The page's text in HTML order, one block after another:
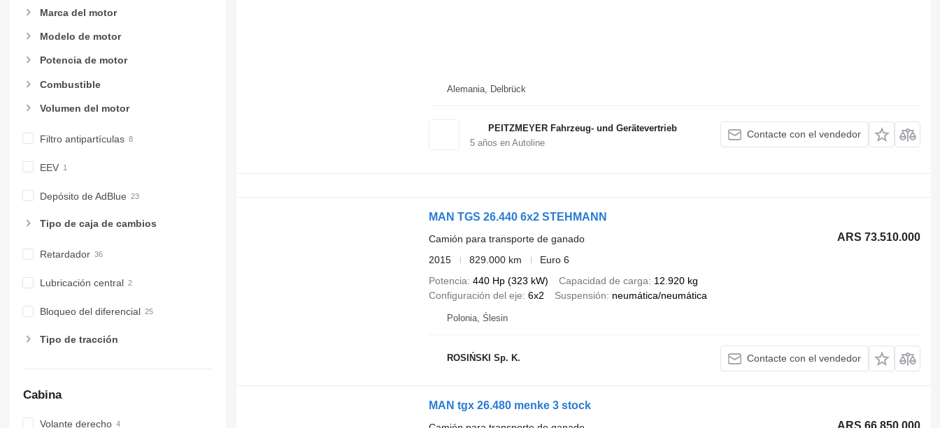
Marca del motor
Modelo de motor
Potencia de motor
Combustible
Volumen del motor
Filtro antipartículas
EEV
Depósito de AdBlue
Tipo de caja de cambios
Retardador
Lubricación central
Bloqueo del diferencial
Tipo de tracción
Cabina
Volante derecho
Alemania, Delbrück
PEITZMEYER Fahrzeug- und Gerätevertrieb
5años en Autoline
Contacte con el vendedor
MAN TGS 26.440 6x2 STEHMANN
ARS 73.510.000
Camión para transporte de ganado
2015
829.000 km
Euro 6
Potencia 440 Hp (323 kW) Capacidad de carga
12.920 kg
Configuración del eje 6x2 Suspensión neumática/neumática
Polonia, Ślesin
ROSIŃSKI Sp. K. Contacte con el vendedor
MAN tgx 26.480 menke 3 stock
ARS 66.850.000